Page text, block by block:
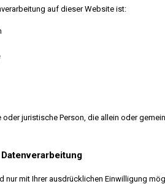
auf dieser Website ist:
juristische Person, die allein oder
nur mit Ihrer ausdrücklichen Einwilligung